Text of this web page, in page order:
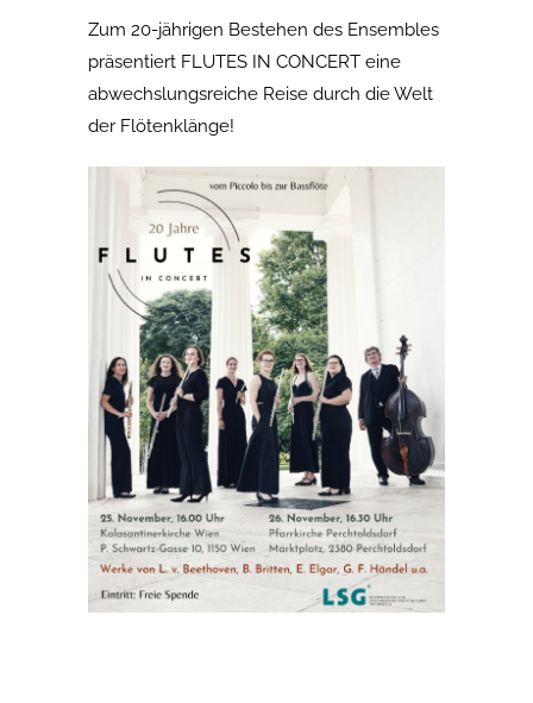
Zum 20-jährigen Bestehen des Ensembles
präsentiert FLUTES IN CONCERT eine
abwechslungsreiche Reise durch die Welt
der Flötenklänge!